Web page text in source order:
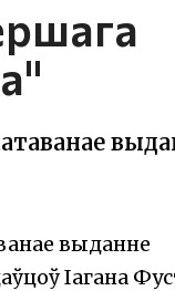
выданне
Іагана